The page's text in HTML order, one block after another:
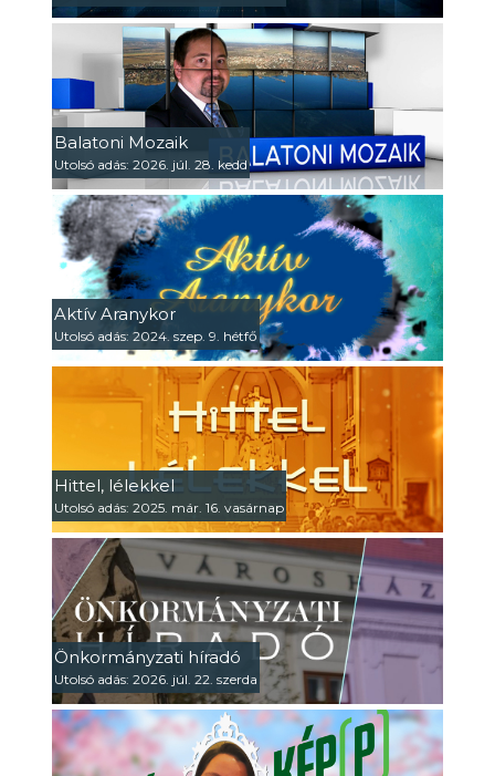
Balatoni Mozaik
Utolsó adás: 2026. júl. 28. kedd
Aktív Aranykor
Utolsó adás: 2024. szep. 9. hétfő
Hittel, lélekkel
Utolsó adás: 2025. már. 16. vasárnap
Önkormányzati híradó
Utolsó adás: 2026. júl. 22. szerda